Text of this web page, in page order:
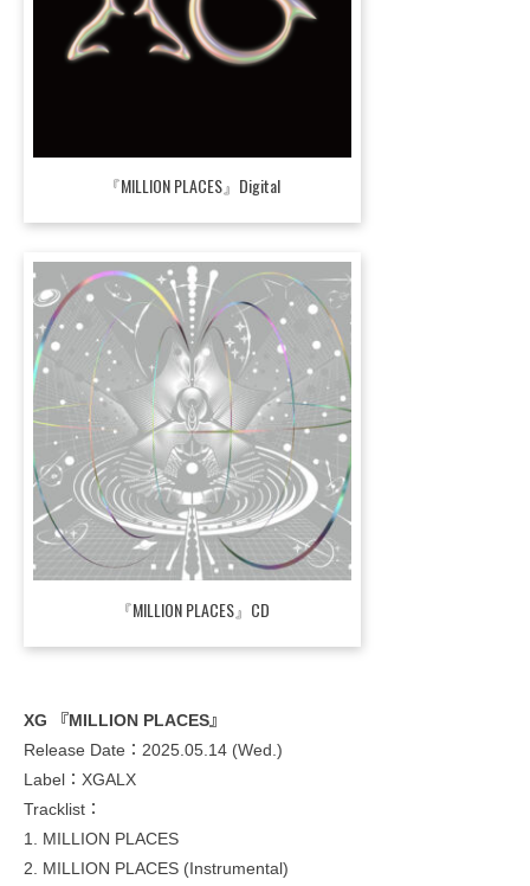
『MILLION PLACES』Digital
『MILLION PLACES』CD
XG 『MILLION PLACES』
Release Date：2025.05.14 (Wed.)
Label：XGALX
Tracklist：
1. MILLION PLACES
2. MILLION PLACES (Instrumental)